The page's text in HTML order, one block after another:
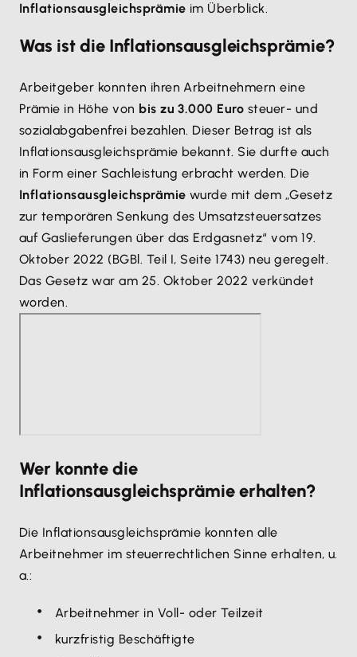
Inflationsausgleichsprämie im Überblick.
Was ist die Inflationsausgleichsprämie?
Arbeitgeber konnten ihren Arbeitnehmern eine
Prämie in Höhe von bis zu 3.000 Euro steuer- und
sozialabgabenfrei bezahlen. Dieser Betrag ist als
Inflationsausgleichsprämie bekannt. Sie durfte auch
in Form einer Sachleistung erbracht werden. Die
Inflationsausgleichsprämie wurde mit dem „Gesetz
zur temporären Senkung des Umsatzsteuersatzes
auf Gaslieferungen über das Erdgasnetz“ vom 19.
Oktober 2022 (BGBl. Teil I, Seite 1743) neu geregelt.
Das Gesetz war am 25. Oktober 2022 verkündet
worden.
Wer konnte die
Inflationsausgleichsprämie erhalten?
Die Inflationsausgleichsprämie konnten alle
Arbeitnehmer im steuerrechtlichen Sinne erhalten, u.
a.:
Arbeitnehmer in Voll- oder Teilzeit
kurzfristig Beschäftigte